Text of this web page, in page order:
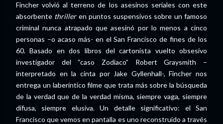
Fincher volvió al terreno de los asesinos seriales con este
absorbente thriller en puntos suspensivos sobre un famoso
criminal nunca atrapado que asesinó por lo menos a cinco
personas –o acaso más- en el San Francisco de fines de los
60. Basado en dos libros del cartonista vuelto obsesivo
investigador del “caso Zodiaco” Robert Graysmith –
interpretado en la cinta por Jake Gyllenhall-, Fincher nos
entrega un laberíntico filme que trata más sobre la búsqueda
de la verdad que de la verdad misma, siempre vaga, siempre
difusa, siempre elusiva. Un detalle significativo: el San
Francisco que vemos en pantalla es uno reconstruido a través